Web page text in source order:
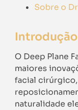
Sobre o
Introdução
O Deep Plane
maiores
facial
naturalidade